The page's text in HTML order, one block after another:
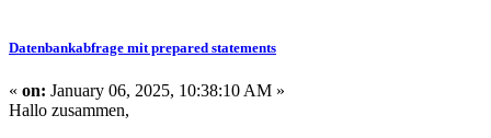
Datenbankabfrage mit prepared statements
« on: January 06, 2025, 10:38:10 AM »
Hallo zusammen,